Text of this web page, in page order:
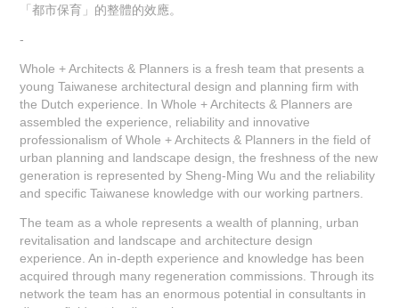
「都市保育」的整體的效應。
-
Whole + Architects & Planners is a fresh team that presents a
young Taiwanese architectural design and planning firm with
the Dutch experience. In Whole + Architects & Planners are
assembled the experience, reliability and innovative
professionalism of Whole + Architects & Planners in the field of
urban planning and landscape design, the freshness of the new
generation is represented by Sheng-Ming Wu and the reliability
and specific Taiwanese knowledge with our working partners.
The team as a whole represents a wealth of planning, urban
revitalisation and landscape and architecture design
experience. An in-depth experience and knowledge has been
acquired through many regeneration commissions. Through its
network the team has an enormous potential in consultants in